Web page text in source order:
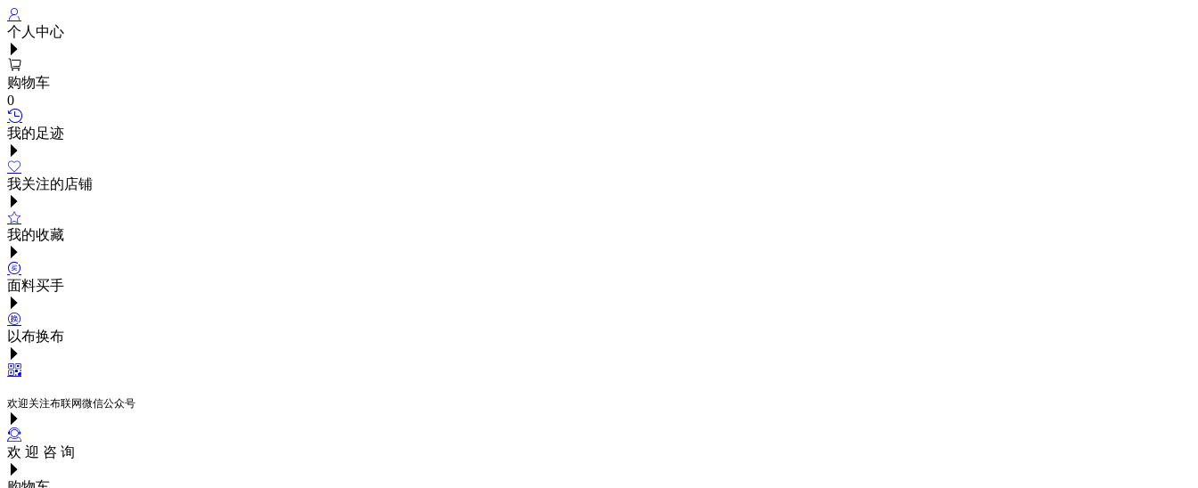
个人中心
购物车
0
我的足迹
我关注的店铺
我的收藏
面料买手
以布换布
欢迎关注布联网微信公众号
欢 迎 咨 询